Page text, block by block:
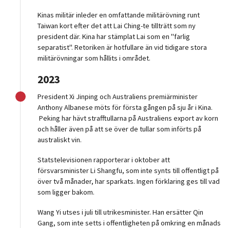
Kinas militär inleder en omfattande militärövning runt
Taiwan kort efter det att Lai Ching-te tillträtt som ny
president där. Kina har stämplat Lai som en "farlig
separatist". Retoriken är hotfullare än vid tidigare stora
militärövningar som hållits i området.
2023
President Xi Jinping och Australiens premiärminister
Anthony Albanese möts för första gången på sju år i Kina.
Peking har hävt strafftullarna på Australiens export av korn
och håller även på att se över de tullar som införts på
australiskt vin.
Statstelevisionen rapporterar i oktober att
försvarsminister Li Shangfu, som inte synts till offentligt på
över två månader, har sparkats. Ingen förklaring ges till vad
som ligger bakom.
Wang Yi utses i juli till utrikesminister. Han ersätter Qin
Gang, som inte setts i offentligheten på omkring en månads